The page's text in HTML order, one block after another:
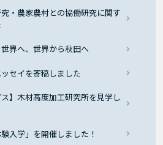
・農家農村との協働研究に関す
界へ、世界から秋田へ
セイを寄稿しました
】木材高度加工研究所を見学し
入学」を開催しました！